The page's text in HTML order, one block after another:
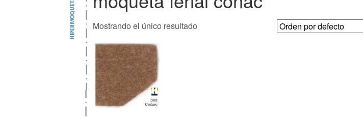
Mostrando el único resultado